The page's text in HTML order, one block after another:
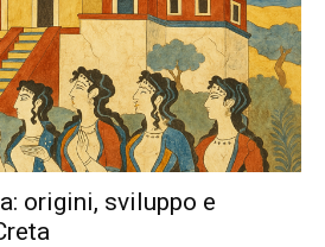
origini, sviluppo e